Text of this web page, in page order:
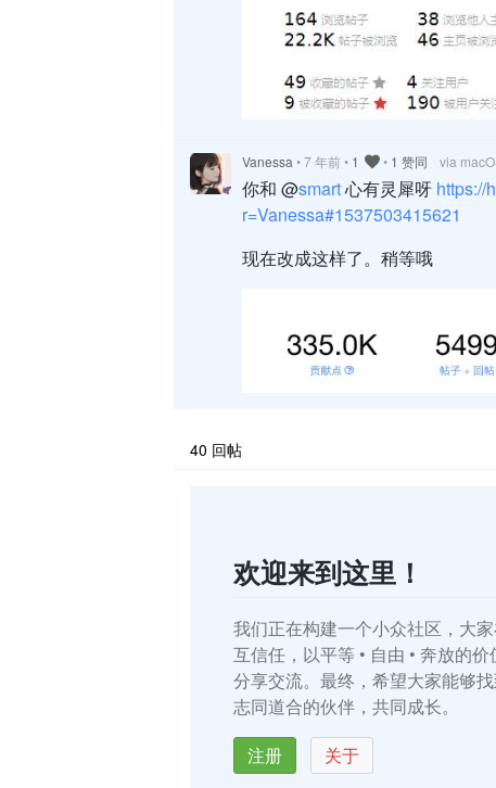
这个页面是不是有点乱来的感觉。
@Vanessa
Vanessa•7 年前• 1 • 1 赞同 via
你和 @smart心有灵犀呀 https://
r=Vanessa#1537503415621
现在改成这样了。稍等哦
40 回帖
欢迎来到这里！
我们正在构建一个小众社区，大
互信任，以平等 • 自由 • 奔放的
分享交流。最终，希望大家能够
志同道合的伙伴，共同成长。
注册
关于